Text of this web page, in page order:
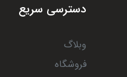
دسترسی سریع
وبلاگ
فروشگاه